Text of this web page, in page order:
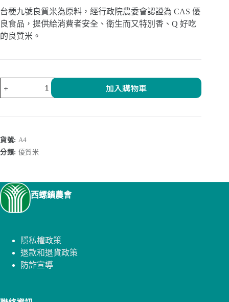
台梗九號良質米為原料，經行政院農委會認證為 CAS 優
良食品，提供給消費者安全、衛生而又特別香、Q 好吃
的良質米。
量
加入購物車
貨號: A4
分類: 優質米
西螺鎮農會
隱私權政策
退款和退貨政策
防詐宣導